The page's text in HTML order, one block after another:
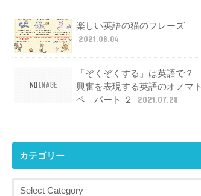
楽しい英語の猫のフレーズ
2021.08.04
「ぞくぞくする」は英語で？
興奮を表現する英語のオノマト
ペ パート ２
2021.07.28
カテゴリー